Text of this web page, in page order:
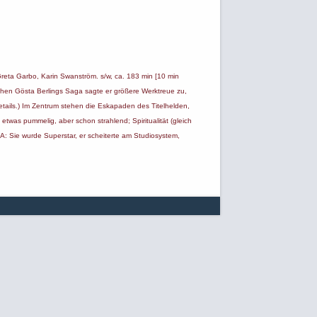
Garbo, Karin Swanström. s/w, ca. 183 min [10 min
Gösta Berlings Saga sagte er größere Werktreue zu,
Im Zentrum stehen die Eskapaden des Titelhelden,
pummelig, aber schon strahlend; Spiritualität (gleich
Sie wurde Superstar, er scheiterte am Studiosystem,